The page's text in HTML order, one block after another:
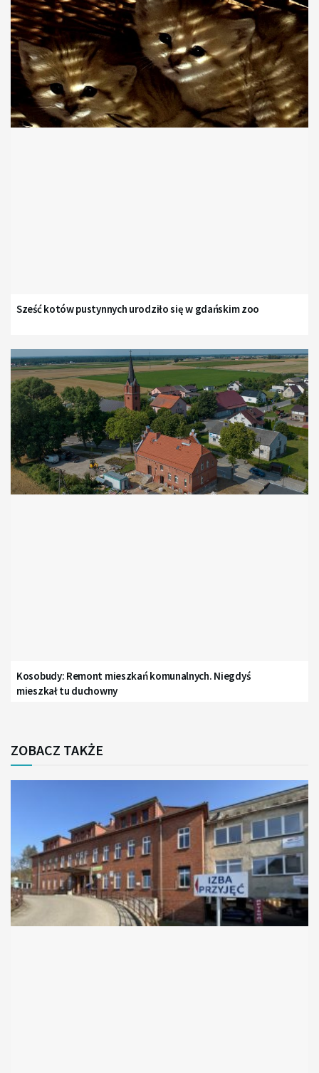
Sześć kotów pustynnych urodziło się w gdańskim zoo
Kosobudy: Remont mieszkań komunalnych. Niegdyś
mieszkał tu duchowny
ZOBACZ TAKŻE